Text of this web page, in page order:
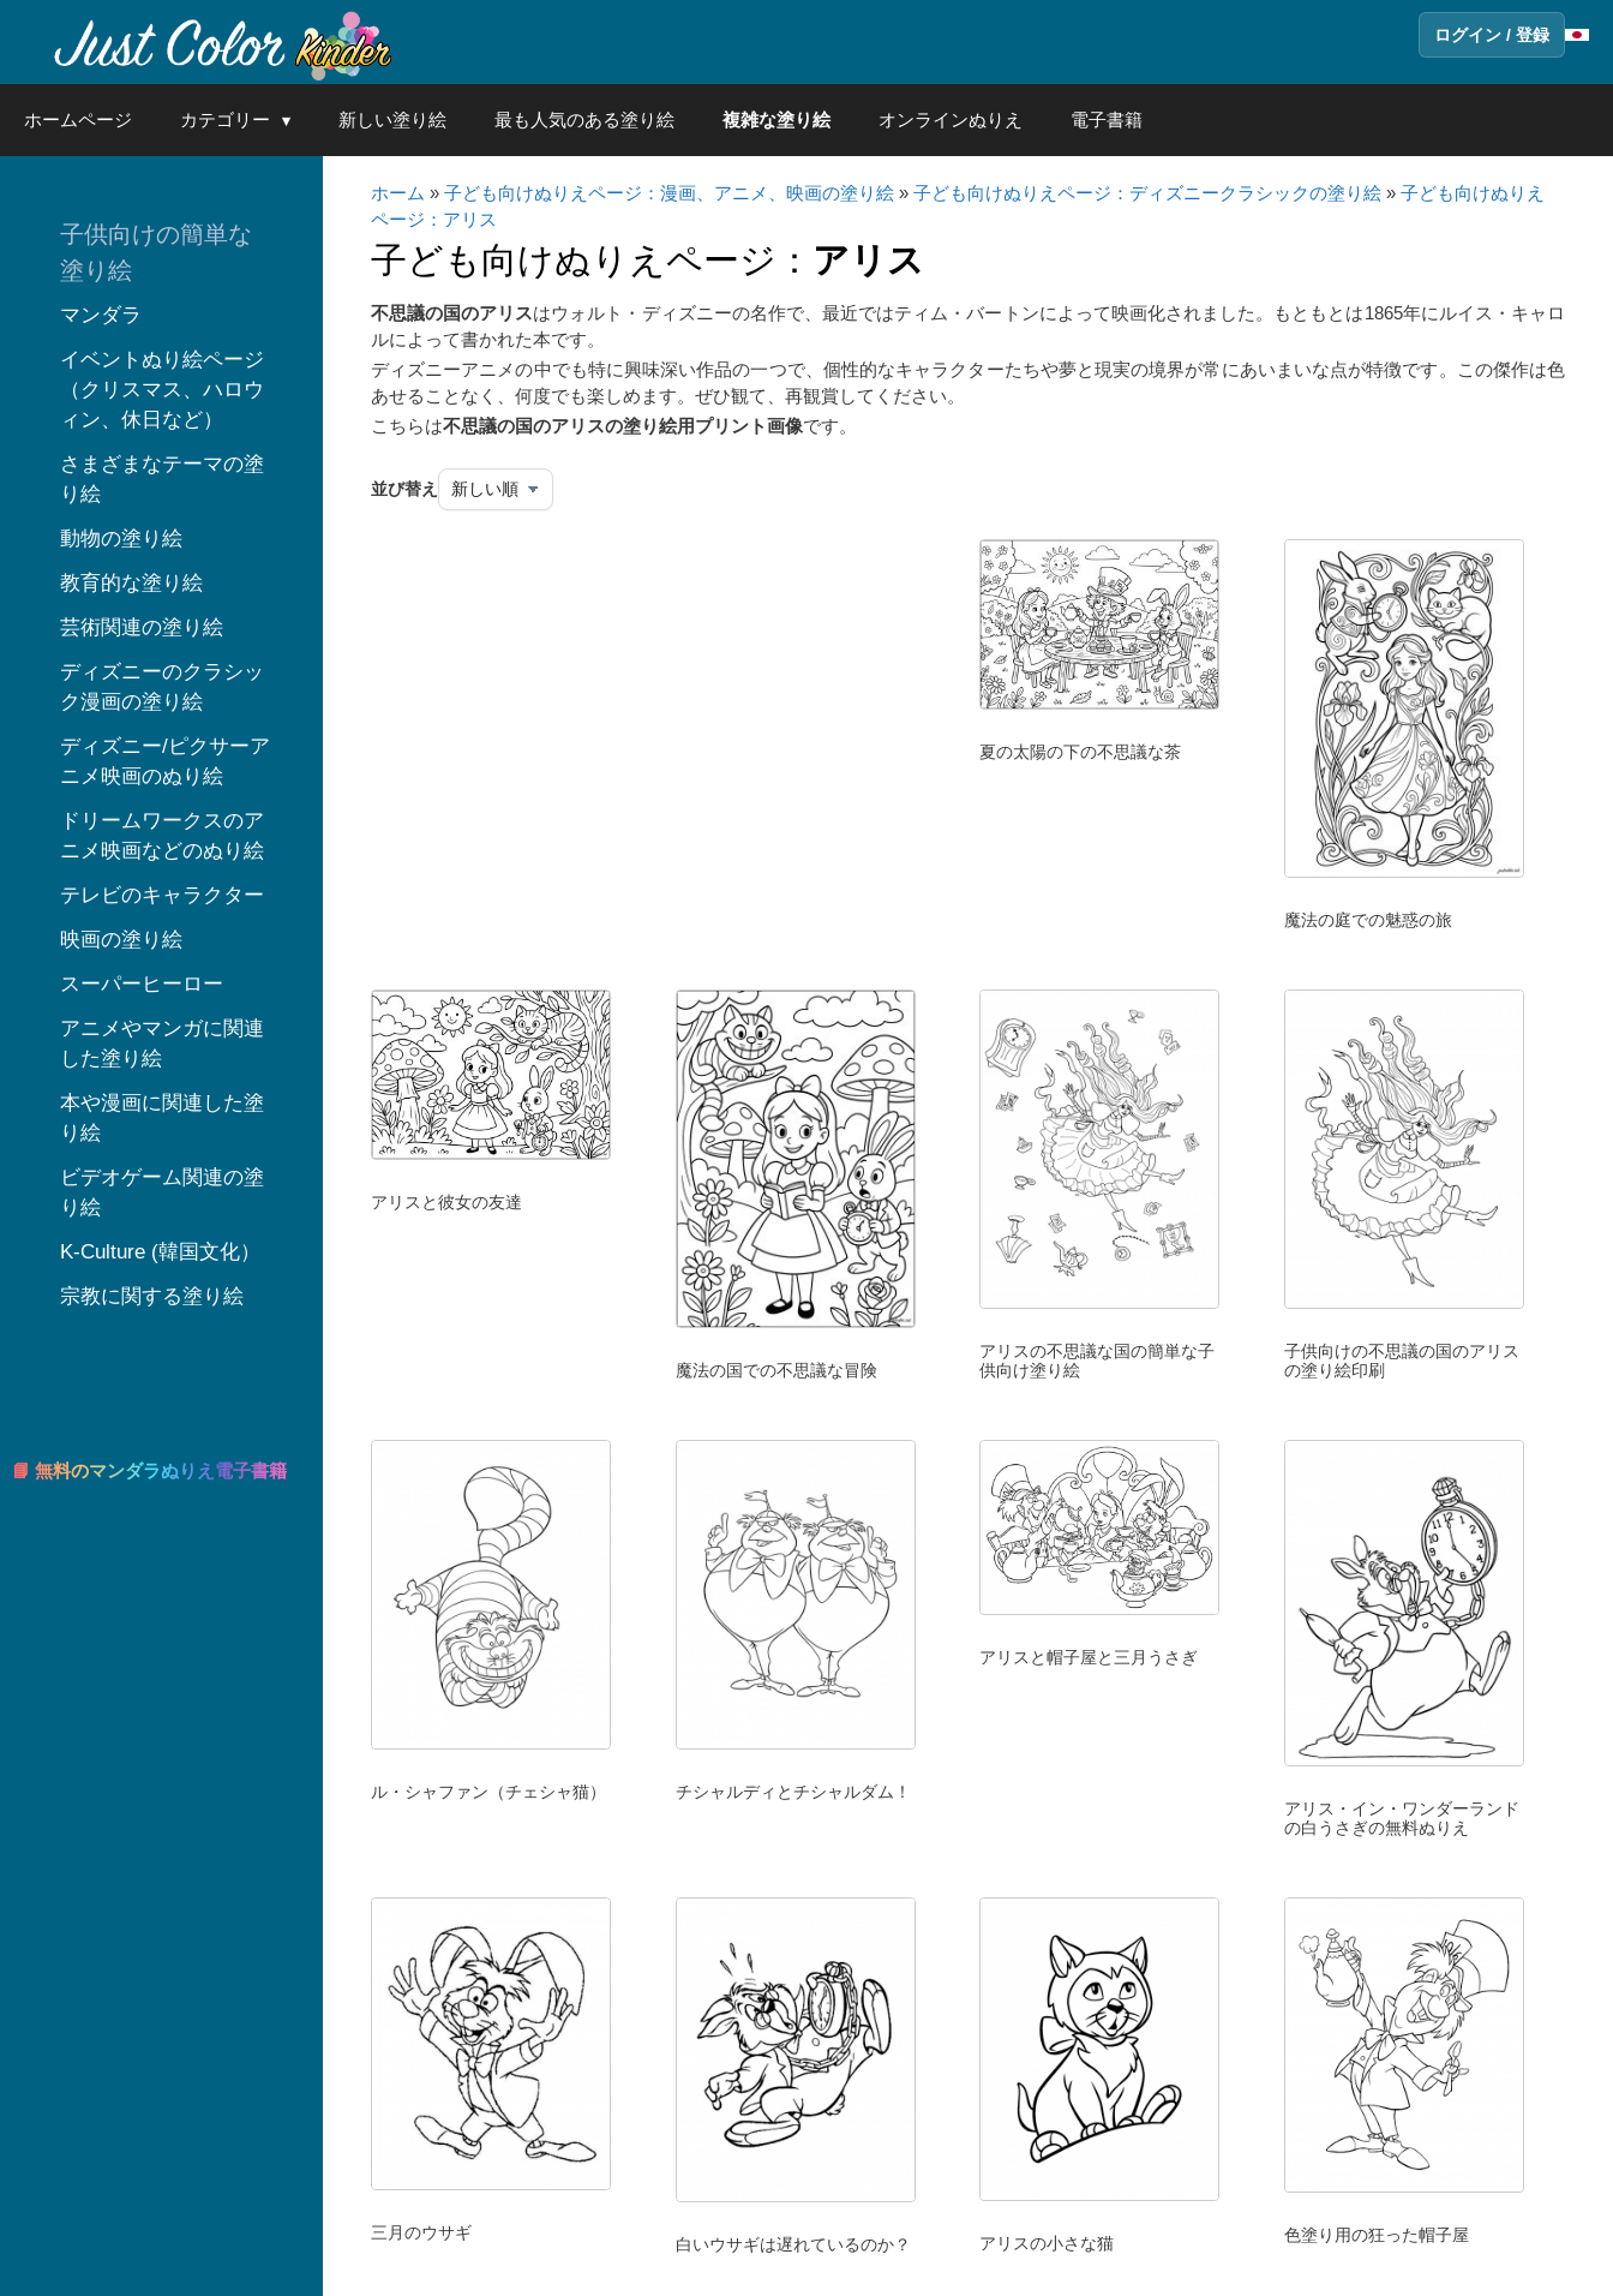
content
ログイン / 登録
ホームページ カテゴリー 新しい塗り絵 最も人気のある塗り絵 複雑な塗り絵 オンラインぬりえ 電子書籍
ホーム » 子ども向けぬりえページ：漫画、アニメ、映画の塗り絵» 子ども向けぬりえページ：ディズニークラシックの塗り絵» 子ども向けぬりえ
ページ：アリス
子ども向けぬりえページ： アリス
不思議の国のアリスはウォルト・ディズニーの名作で、最近ではティム・バートンによって映画化されました。もともとは1865年にルイス・キャロ
ルによって書かれた本です。
ディズニーアニメの中でも特に興味深い作品の一つで、個性的なキャラクターたちや夢と現実の境界が常にあいまいな点が特徴です。この傑作は色
あせることなく、何度でも楽しめます。ぜひ観て、再観賞してください。
こちらは不思議の国のアリスの塗り絵用プリント画像です。
並び替え
夏の太陽の下の不思議な茶
魔法の庭での魅惑の旅
アリスと彼女の友達
魔法の国での不思議な冒険
アリスの不思議な国の簡単な子
供向け塗り絵
子供向けの不思議の国のアリス
の塗り絵印刷
ル・シャファン（チェシャ猫） チシャルディとチシャルダム！
アリスと帽子屋と三月うさぎ
アリス・イン・ワンダーランド
の白うさぎの無料ぬりえ
三月のウサギ
白いウサギは遅れているのか？ アリスの小さな猫 色塗り用の狂った帽子屋
子供向けの簡単な
塗り絵
マンダラ
イベントぬり絵ページ
（クリスマス、ハロウ
ィン、休日など）
さまざまなテーマの塗
り絵
動物の塗り絵
教育的な塗り絵
芸術関連の塗り絵
ディズニーのクラシッ
ク漫画の塗り絵
ディズニー/ピクサーア
ニメ映画のぬり絵
ドリームワークスのア
ニメ映画などのぬり絵
テレビのキャラクター
映画の塗り絵
スーパーヒーロー
アニメやマンガに関連
した塗り絵
本や漫画に関連した塗
り絵
ビデオゲーム関連の塗
り絵
K-Culture (韓国文化）
宗教に関する塗り絵
📘 無料のマンダラぬりえ電子書籍